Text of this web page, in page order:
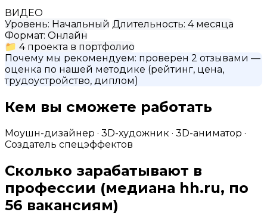
ВИДЕО
Уровень: Начальный Длительность: 4 месяца
Формат: Онлайн
📁 4 проекта в портфолио
Почему мы рекомендуем: проверен 2 отзывами —
оценка по нашей методике (рейтинг, цена,
трудоустройство, диплом)
Кем вы сможете работать
Моушн-дизайнер · 3D-художник · 3D-аниматор ·
Создатель спецэффектов
Сколько зарабатывают в
профессии (медиана hh.ru, по
56 вакансиям)